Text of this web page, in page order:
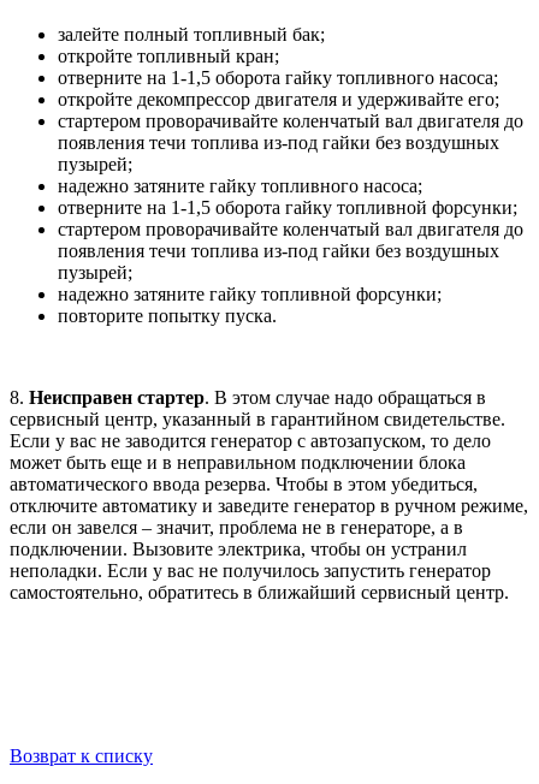
залейте полный топливный бак;
откройте топливный кран;
отверните на 1-1,5 оборота гайку топливного насоса;
откройте декомпрессор двигателя и удерживайте его;
стартером проворачивайте коленчатый вал двигателя до
появления течи топлива из-под гайки без воздушных
пузырей;
надежно затяните гайку топливного насоса;
отверните на 1-1,5 оборота гайку топливной форсунки;
стартером проворачивайте коленчатый вал двигателя до
появления течи топлива из-под гайки без воздушных
пузырей;
надежно затяните гайку топливной форсунки;
повторите попытку пуска.
8. Неисправен стартер. В этом случае надо обращаться в
сервисный центр, указанный в гарантийном свидетельстве.
Если у вас не заводится генератор с автозапуском, то дело
может быть еще и в неправильном подключении блока
автоматического ввода резерва. Чтобы в этом убедиться,
отключите автоматику и заведите генератор в ручном режиме,
если он завелся – значит, проблема не в генераторе, а в
подключении. Вызовите электрика, чтобы он устранил
неполадки. Если у вас не получилось запустить генератор
самостоятельно, обратитесь в ближайший сервисный центр.
Возврат к списку